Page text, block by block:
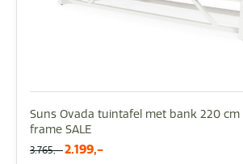
Suns Ovada tuintafel met bank 220
frame SALE
3.765,- 2.199,-